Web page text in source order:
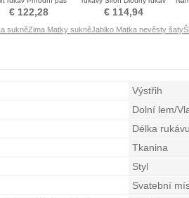
Matka šaty obleky
€ 122,28
Matka šaty obleky
€ 114,94
sukněZima Matky sukněJablko Matka nevěsty šaty
Výstřih
Dolní lem/
Délka rukávu
Tkanina
Styl
Svatební